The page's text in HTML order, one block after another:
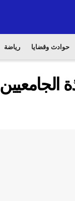
حوادث وقضايا رياضة
الجامعيين